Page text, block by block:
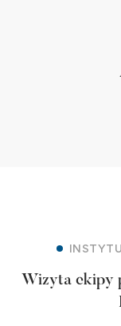
Wizyta ekipy